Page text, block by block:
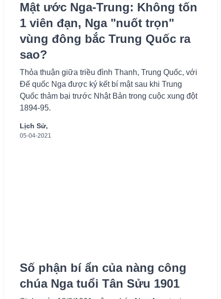
Mật ước Nga-Trung: Không tốn
1 viên đạn, Nga "nuốt trọn"
vùng đông bắc Trung Quốc ra
sao?
Thỏa thuận giữa triều đình Thanh, Trung Quốc, với
Đế quốc Nga được ký kết bí mật sau khi Trung
Quốc thảm bại trước Nhật Bản trong cuộc xung đột
1894-95.
Lịch Sử,
05-04-2021
Số phận bí ẩn của nàng công
chúa Nga tuổi Tân Sửu 1901